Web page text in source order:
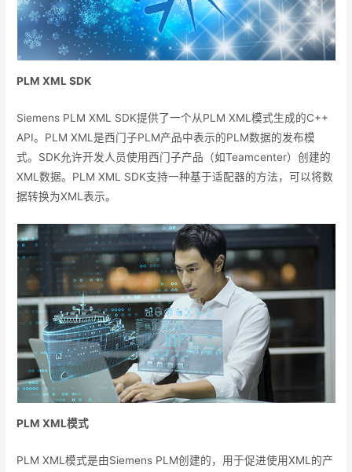
PLM XML SDK
Siemens PLM XML SDK提供了一个从PLM XML模式生成的C++
API。PLM XML是西门子PLM产品中表示的PLM数据的发布模
式。SDK允许开发人员使用西门子产品（如Teamcenter）创建的
XML数据。PLM XML SDK支持一种基于适配器的方法，可以将数
据转换为XML表示。
PLM XML模式
PLM XML模式是由Siemens PLM创建的，用于促进使用XML的产